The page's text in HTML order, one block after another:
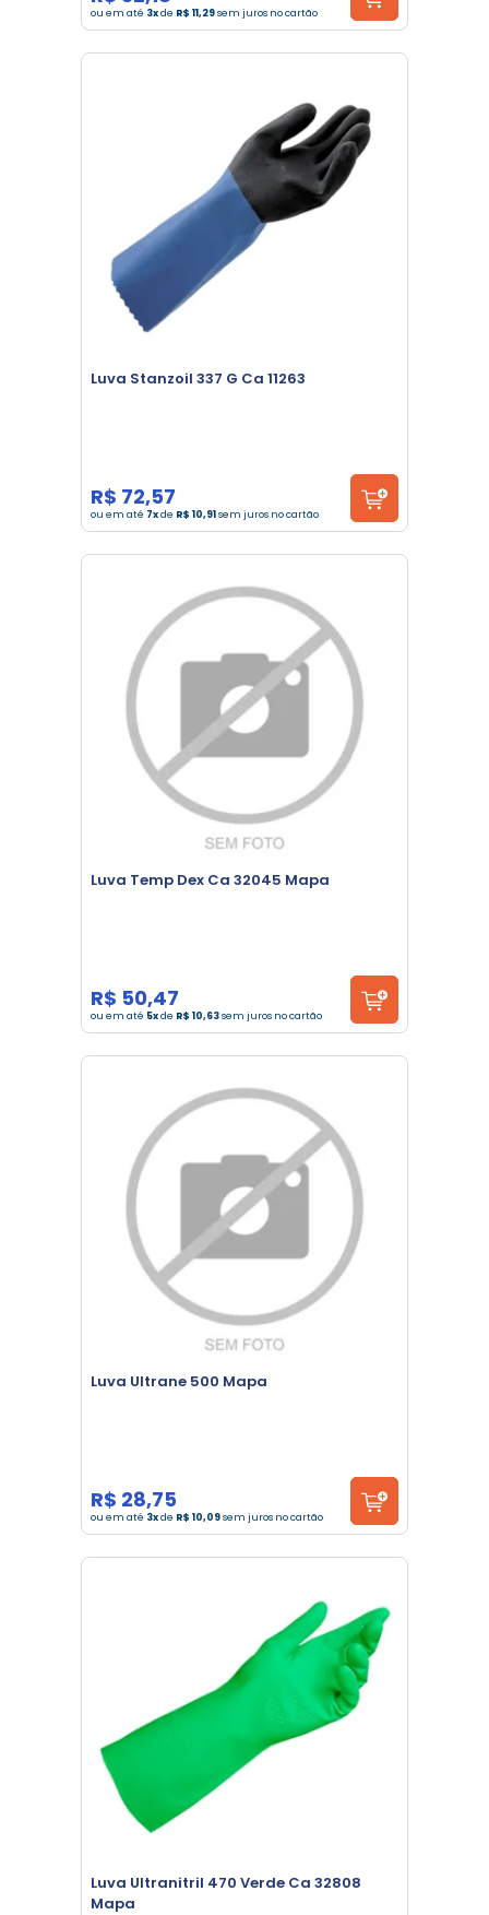
ou em até 3xde R$ 11,29sem juros no cartão
Luva Stanzoil 337 G Ca 11263
R$ 72,57
ou em até 7xde R$ 10,91sem juros no cartão
Luva Temp Dex Ca 32045 Mapa
R$ 50,47
ou em até 5xde R$ 10,63sem juros no cartão
Luva Ultrane 500 Mapa
R$ 28,75
ou em até 3xde R$ 10,09sem juros no cartão
Luva Ultranitril 470 Verde Ca 32808
Mapa